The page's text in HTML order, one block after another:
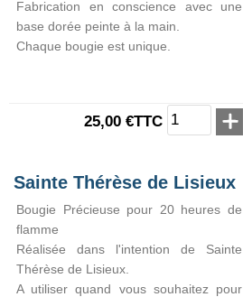
Fabrication en conscience avec une
base dorée peinte à la main.
Chaque bougie est unique.
25,00 €TTC
Sainte Thérèse de Lisieux
Bougie Précieuse pour 20 heures de
flamme
Réalisée dans l'intention de Sainte
Thérèse de Lisieux.
A utiliser quand vous souhaitez pour